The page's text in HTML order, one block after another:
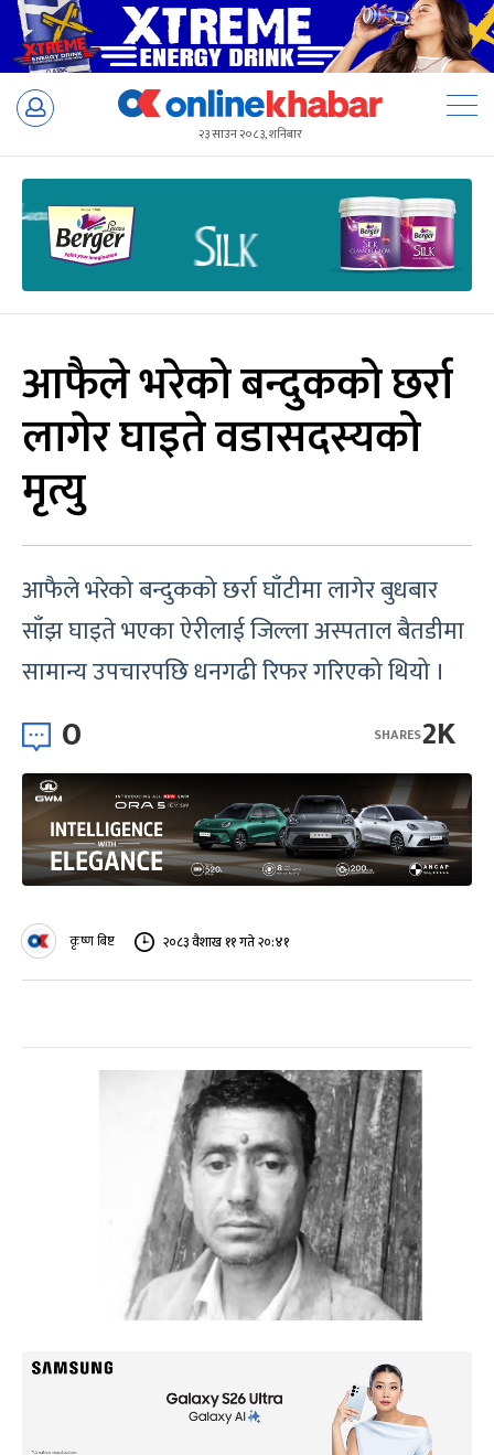
Skip
२३ साउन २०८३, शनिबार
आफैले भरेको बन्दुकको छर्रा
लागेर घाइते वडासदस्यको
मृत्यु
आफैले भरेको बन्दुकको छर्रा घाँटीमा लागेर बुधबार
साँझ घाइते भएका ऐरीलाई जिल्ला अस्पताल बैतडीमा
सामान्य उपचारपछि धनगढी रिफर गरिएको थियो ।
0 2K
SHARES
कृष्ण बिष्ट २०८३ वैशाख ११ गते २०:४१